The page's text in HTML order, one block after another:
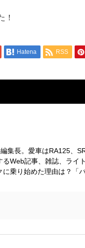
！
Hatena RSS
集長。愛車はRA125、
るWeb記事、雑誌、ライ
に乗り始めた理由は？「